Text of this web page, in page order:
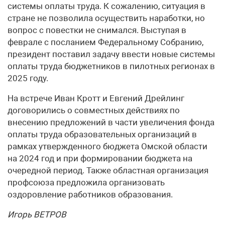
системы оплаты труда. К сожалению, ситуация в
стране не позволила осуществить наработки, но
вопрос с повестки не снимался. Выступая в
феврале с посланием Федеральному Собранию,
президент поставил задачу ввести новые системы
оплаты труда бюджетников в пилотных регионах в
2025 году.
На встрече Иван Кротт и Евгений Дрейлинг
договорились о совместных действиях по
внесению предложений в части увеличения фонда
оплаты труда образовательных организаций в
рамках утвержденного бюджета Омской области
на 2024 год и при формировании бюджета на
очередной период. Также областная организация
профсоюза предложила организовать
оздоровление работников образования.
Игорь ВЕТРОВ